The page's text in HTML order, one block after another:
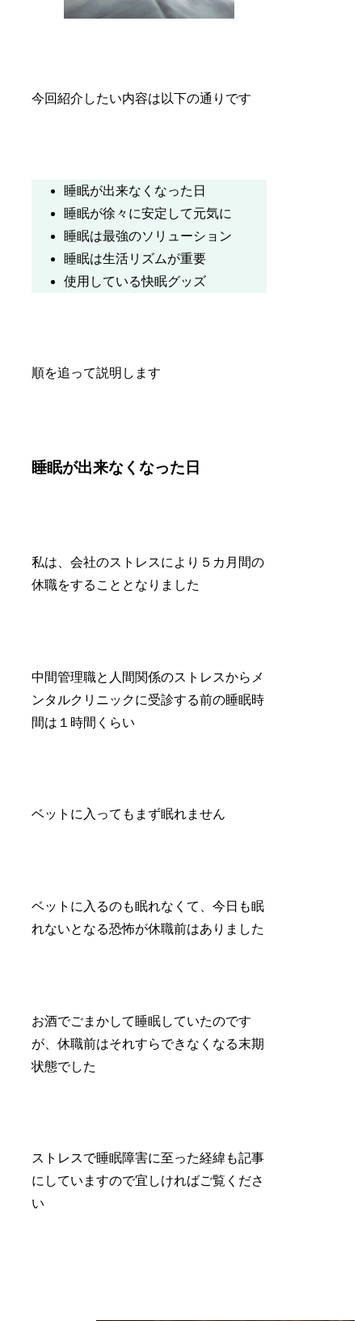
今回紹介したい内容は以下の通りです
睡眠が出来なくなった日
睡眠が徐々に安定して元気に
睡眠は最強のソリューション
睡眠は生活リズムが重要
使用している快眠グッズ
順を追って説明します
睡眠が出来なくなった日
私は、会社のストレスにより５カ月間の
休職をすることとなりました
中間管理職と人間関係のストレスからメ
ンタルクリニックに受診する前の睡眠時
間は１時間くらい
ベットに入ってもまず眠れません
ベットに入るのも眠れなくて、今日も眠
れないとなる恐怖が休職前はありました
お酒でごまかして睡眠していたのです
が、休職前はそれすらできなくなる末期
状態でした
ストレスで睡眠障害に至った経緯も記事
にしていますので宜しければご覧くださ
い